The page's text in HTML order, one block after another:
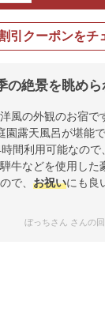
引クーポンをチ
の絶景を眺めら
風の外観のお宿で
園露天風呂が堪能
間利用可能なので
牛などを使用した
で、 お祝いにも良
ぼっちさん さんの